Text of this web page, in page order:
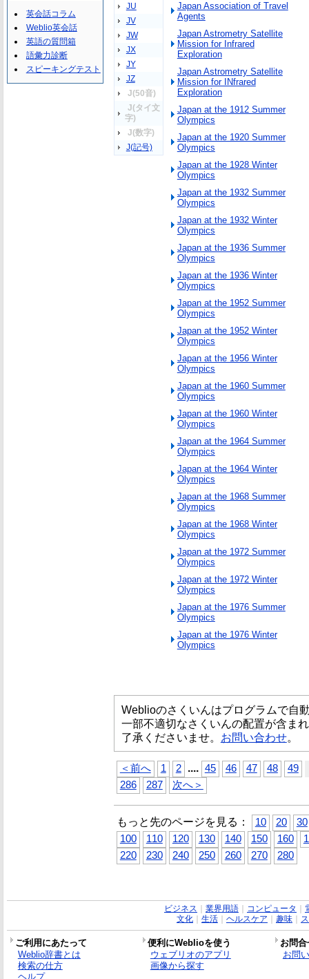
JU
JV
JW
JX
JY
JZ
J(50音)
J(タイ文
字)
J(数字)
J(記号)
Japan Association of Travel
Agents
Japan Astrometry Satellite
Mission for Infrared
Exploration
Japan Astrometry Satellite
Mission for INfrared
Exploration
Japan at the 1912 Summer
Olympics
Japan at the 1920 Summer
Olympics
Japan at the 1928 Winter
Olympics
Japan at the 1932 Summer
Olympics
Japan at the 1932 Winter
Olympics
Japan at the 1936 Summer
Olympics
Japan at the 1936 Winter
Olympics
Japan at the 1952 Summer
Olympics
Japan at the 1952 Winter
Olympics
Japan at the 1956 Winter
Olympics
Japan at the 1960 Summer
Olympics
Japan at the 1960 Winter
Olympics
Japan at the 1964 Summer
Olympics
Japan at the 1964 Winter
Olympics
Japan at the 1968 Summer
Olympics
Japan at the 1968 Winter
Olympics
Japan at the 1972 Summer
Olympics
Japan at the 1972 Winter
Olympics
Japan at the 1976 Summer
Olympics
Japan at the 1976 Winter
Olympics
Weblioのさくいんはプログラムで自
一部不適切なさくいんの配置が含ま
了承くださいませ。 お問い合わせ。
＜前へ 1 2 .... 45 46 47 48 49
286
287 次へ＞
もっと先のページを見る： 10 20
30
100
110 120 130 140 150 160
220
230 240 250 260 270 280
英会話コラム
Weblio英会話
英語の質問箱
語彙力診断
スピーキングテスト
ビジネス 業界用語｜ コンピュータ
文化｜ 生活｜ ヘルスケア 趣味｜
ご利用にあたって 便利にWeblioを使う
お問
Weblio辞書とは
検索の仕方
ヘルプ
ウェブリオのアプリ
画像から探す
お問